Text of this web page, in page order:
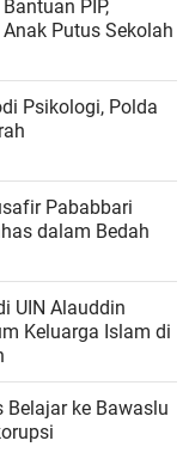
PIP,
Putus Sekolah
Psikologi, Polda
Pababbari
dalam Bedah
UIN Alauddin
Keluarga Islam di
Belajar ke Bawaslu